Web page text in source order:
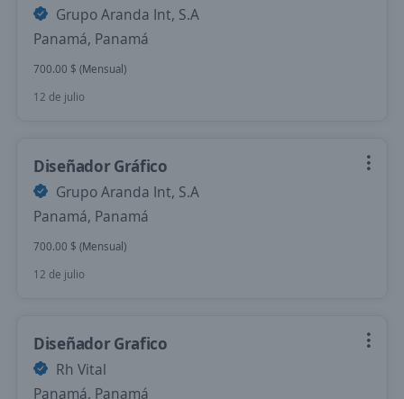
Grupo Aranda Int, S.A
Panamá, Panamá
700.00 $ (Mensual)
12 de julio
Diseñador Gráfico
Grupo Aranda Int, S.A
Panamá, Panamá
700.00 $ (Mensual)
12 de julio
Diseñador Grafico
Rh Vital
Panamá, Panamá